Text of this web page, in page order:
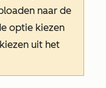
naar de
optie kiezen
uit het